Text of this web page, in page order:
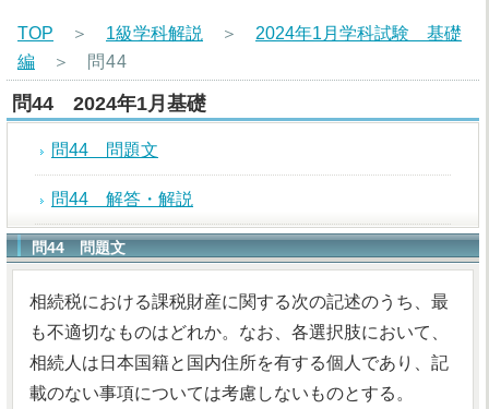
TOP ＞ 1級学科解説 ＞ 2024年1月学科試験 基礎
編 ＞ 問44
問44 2024年1月基礎
問44 問題文
問44 解答・解説
問44 問題文
相続税における課税財産に関する次の記述のうち、最
も不適切なものはどれか。なお、各選択肢において、
相続人は日本国籍と国内住所を有する個人であり、記
載のない事項については考慮しないものとする。